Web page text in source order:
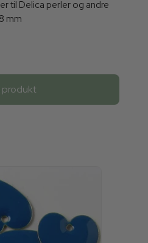
til Delica perler og andre
mm
produkt